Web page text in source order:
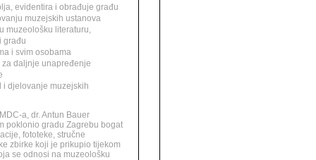
evidentira i obrađuje građu
muzejskih ustanova
muzeološku literaturu,
građu
i svim osobama
daljnje unapređenje
i djelovanje muzejskih
a, dr. Antun Bauer
poklonio gradu Zagrebu bogat
fototeke, stručne
zbirke koji je prikupio tijekom
se odnosi na muzeološku